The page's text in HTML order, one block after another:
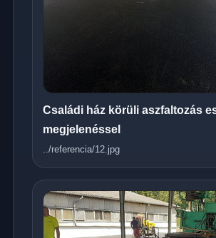
Családi ház körüli aszfaltozás
megjelenéssel
../referencia/12.jpg